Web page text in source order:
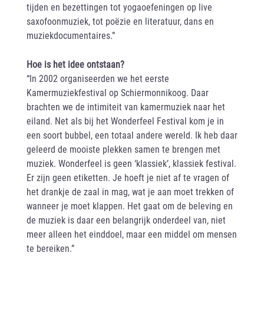
tijden en bezettingen tot yogaoefeningen op live
saxofoonmuziek, tot poëzie en literatuur, dans en
muziekdocumentaires.”
Hoe is het idee ontstaan?
“In 2002 organiseerden we het eerste
Kamermuziekfestival op Schiermonnikoog. Daar
brachten we de intimiteit van kamermuziek naar het
eiland. Net als bij het Wonderfeel Festival kom je in
een soort bubbel, een totaal andere wereld. Ik heb daar
geleerd de mooiste plekken samen te brengen met
muziek. Wonderfeel is geen ‘klassiek’, klassiek festival.
Er zijn geen etiketten. Je hoeft je niet af te vragen of
het drankje de zaal in mag, wat je aan moet trekken of
wanneer je moet klappen. Het gaat om de beleving en
de muziek is daar een belangrijk onderdeel van, niet
meer alleen het einddoel, maar een middel om mensen
te bereiken.”